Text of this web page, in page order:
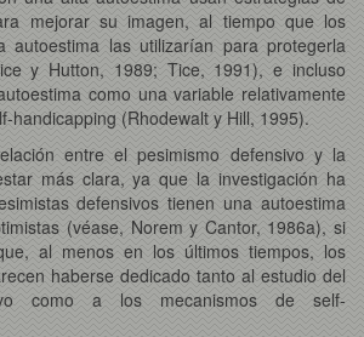
mejorar su imagen, al tiempo que los
autoestima las utilizarían para protegerla
y Hutton, 1989; Tice, 1991), e incluso
como una variable relativamente
handicapping (Rhodewalt y Hill, 1995).
entre el pesimismo defensivo y la
más clara, ya que la investigación ha
defensivos tienen una autoestima
(véase, Norem y Cantor, 1986a), si
al menos en los últimos tiempos, los
haberse dedicado tanto al estudio del
como a los mecanismos de self-